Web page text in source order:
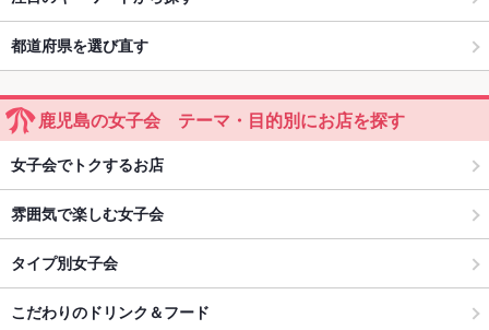
都道府県を選び直す
鹿児島の女子会 テーマ・目的別にお店を探す
女子会でトクするお店
雰囲気で楽しむ女子会
タイプ別女子会
こだわりのドリンク＆フード